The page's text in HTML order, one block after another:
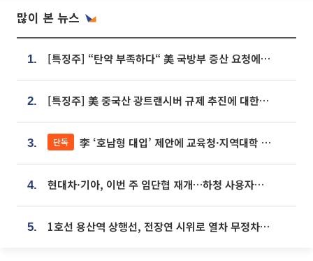
많이 본 뉴스
1. [특징주] “탄약 부족하다“ 美 국방부 증산 요청에⋯국내 방산주 급등세
2. [특징주] 美 중국산 광트랜시버 규제 추진에 대한광통신 등 광통신株 강세
3. 단독 李 ‘호남형 대입’ 제안에 교육청·지역대학 서·논술형 입시 연계 '착수'
4. 현대차·기아, 이번 주 임단협 재개…하청 사용자성 재심도 ‘변수’
5. 1호선 용산역 상행선, 전장연 시위로 열차 무정차 운행